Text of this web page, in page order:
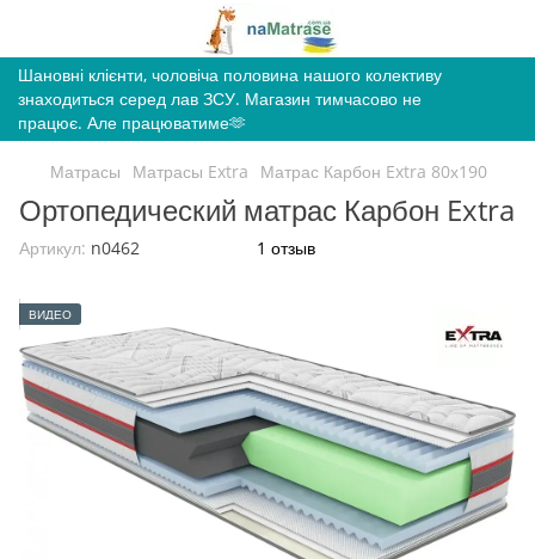
Шановні клієнти, чоловіча половина нашого колективу
знаходиться серед лав ЗСУ. Магазин тимчасово не
працює. Але працюватиме🫶
Матрасы Матрасы Extra Матрас Карбон Extra 80х190
Ортопедический матрас Карбон Extra
Артикул: n0462 1 отзыв
ВИДЕО